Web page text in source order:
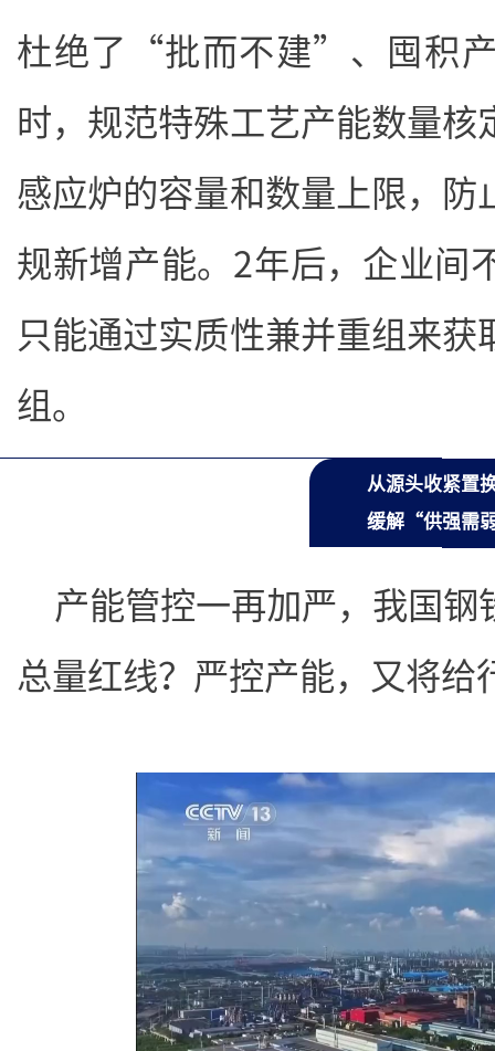
杜绝了“批而不建”、囤积
时，规范特殊工艺产能数量
感应炉的容量和数量上限，
规新增产能。2年后，企业间
只能通过实质性兼并重组来
组。
从源头收紧置
缓解“供强需
产能管控一再加严，我国
总量红线？严控产能，又将给